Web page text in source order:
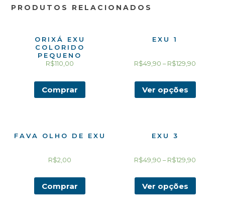
PRODUTOS RELACIONADOS
ORIXÁ EXU
COLORIDO
PEQUENO
R$110,00
Comprar
EXU 1
R$49,90 – R$129,90
Ver opções
FAVA OLHO DE EXU
R$2,00
Comprar
EXU 3
R$49,90 – R$129,90
Ver opções